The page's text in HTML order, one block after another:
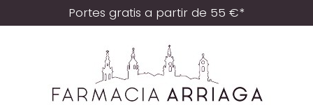
Portes gratis a partir de 55 €*